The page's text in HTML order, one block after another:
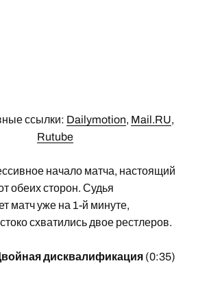
ссылки: Dailymotion, Mail.RU,
Rutube
начало матча, настоящий
обеих сторон. Судья
матч уже на 1-й минуте,
схватились двое рестлеров.
дисквалификация(0:35)